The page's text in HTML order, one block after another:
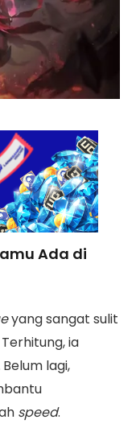
Ada di
yang sangat sulit
ia
Belum lagi,
speed.